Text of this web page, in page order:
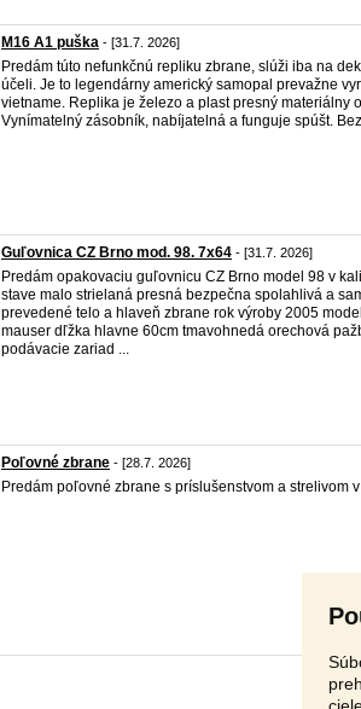
M16 A1 puška - [31.7. 2026]
Predám túto nefunkčnú repliku zbrane, slúži iba na
účeli. Je to legendárny americký samopal prevažne
vietname. Replika je železo a plast presný materiálny
Vynímatelný zásobník, nabíjatelná a funguje spúšt.
Guľovnica CZ Brno mod. 98. 7x64 - [31.7. 2026]
Predám opakovaciu guľovnicu CZ Brno model 98 v
stave malo strielaná presná bezpečna spolahlivá a
prevedené telo a hlaveň zbrane rok výroby 2005
mauser dľžka hlavne 60cm tmavohnedá orechová
podávacie zariad ...
Poľovné zbrane - [28.7. 2026]
Predám poľovné zbrane s príslušenstvom a strelivom